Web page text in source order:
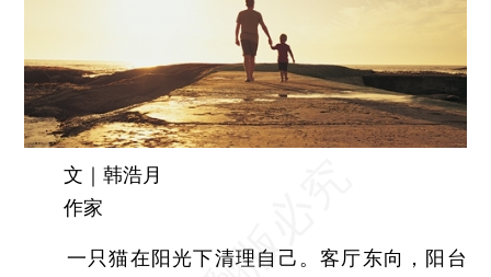
文｜韩浩月
作家
一只猫在阳光下清理自己。客厅东向，阳台